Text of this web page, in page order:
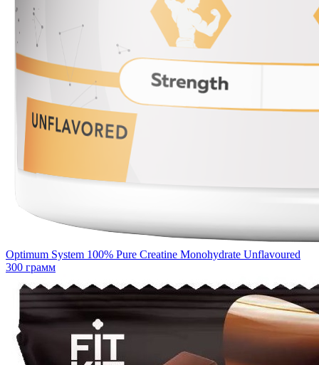
Optimum System 100% Pure Creatine Monohydrate Unflavoured
300 грамм